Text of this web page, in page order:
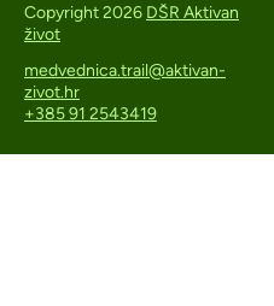
Copyright 2026 DŠR Aktivan
život
medvednica.trail@aktivan-
zivot.hr
+385 91 2543419